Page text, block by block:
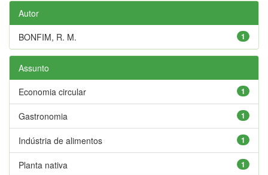
Autor
1
BONFIM, R. M.
Assunto
1
Economia circular
1
Gastronomia
1
Indústria de alimentos
1
Planta nativa